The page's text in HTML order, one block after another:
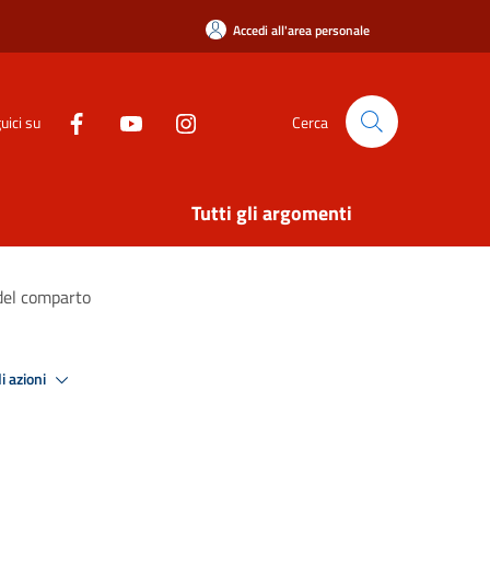
Accedi all'area personale
su Cerca
Tutti gli argomenti
comparto
azioni